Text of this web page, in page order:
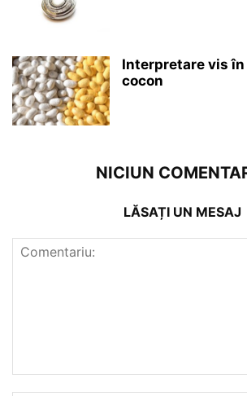
Interpretare vis în
cocon
NICIUN
LĂSAȚI UN MESAJ